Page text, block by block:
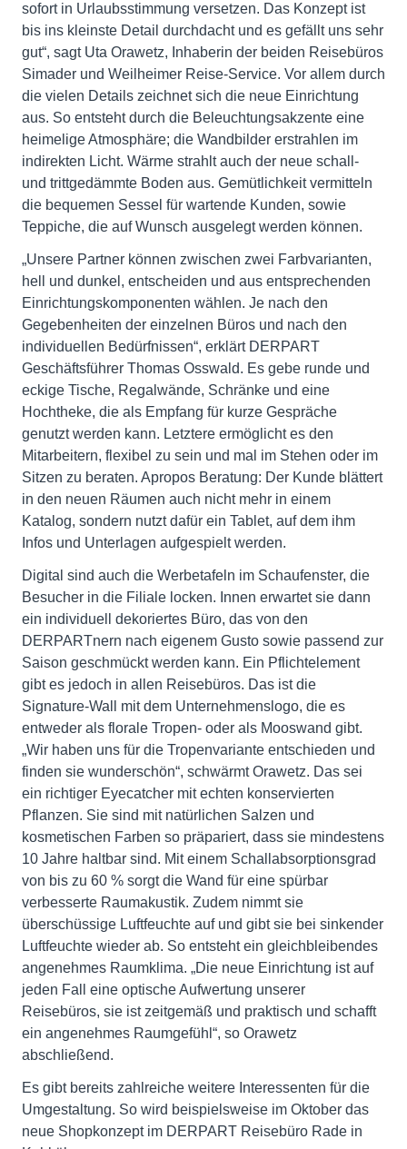
sofort in Urlaubsstimmung versetzen. Das Konzept ist
bis ins kleinste Detail durchdacht und es gefällt uns sehr
gut“, sagt Uta Orawetz, Inhaberin der beiden Reisebüros
Simader und Weilheimer Reise-Service. Vor allem durch
die vielen Details zeichnet sich die neue Einrichtung
aus. So entsteht durch die Beleuchtungsakzente eine
heimelige Atmosphäre; die Wandbilder erstrahlen im
indirekten Licht. Wärme strahlt auch der neue schall-
und trittgedämmte Boden aus. Gemütlichkeit vermitteln
die bequemen Sessel für wartende Kunden, sowie
Teppiche, die auf Wunsch ausgelegt werden können.
„Unsere Partner können zwischen zwei Farbvarianten,
hell und dunkel, entscheiden und aus entsprechenden
Einrichtungskomponenten wählen. Je nach den
Gegebenheiten der einzelnen Büros und nach den
individuellen Bedürfnissen“, erklärt DERPART
Geschäftsführer Thomas Osswald. Es gebe runde und
eckige Tische, Regalwände, Schränke und eine
Hochtheke, die als Empfang für kurze Gespräche
genutzt werden kann. Letztere ermöglicht es den
Mitarbeitern, flexibel zu sein und mal im Stehen oder im
Sitzen zu beraten. Apropos Beratung: Der Kunde blättert
in den neuen Räumen auch nicht mehr in einem
Katalog, sondern nutzt dafür ein Tablet, auf dem ihm
Infos und Unterlagen aufgespielt werden.
Digital sind auch die Werbetafeln im Schaufenster, die
Besucher in die Filiale locken. Innen erwartet sie dann
ein individuell dekoriertes Büro, das von den
DERPARTnern nach eigenem Gusto sowie passend zur
Saison geschmückt werden kann. Ein Pflichtelement
gibt es jedoch in allen Reisebüros. Das ist die
Signature-Wall mit dem Unternehmenslogo, die es
entweder als florale Tropen- oder als Mooswand gibt.
„Wir haben uns für die Tropenvariante entschieden und
finden sie wunderschön“, schwärmt Orawetz. Das sei
ein richtiger Eyecatcher mit echten konservierten
Pflanzen. Sie sind mit natürlichen Salzen und
kosmetischen Farben so präpariert, dass sie mindestens
10 Jahre haltbar sind. Mit einem Schallabsorptionsgrad
von bis zu 60 % sorgt die Wand für eine spürbar
verbesserte Raumakustik. Zudem nimmt sie
überschüssige Luftfeuchte auf und gibt sie bei sinkender
Luftfeuchte wieder ab. So entsteht ein gleichbleibendes
angenehmes Raumklima. „Die neue Einrichtung ist auf
jeden Fall eine optische Aufwertung unserer
Reisebüros, sie ist zeitgemäß und praktisch und schafft
ein angenehmes Raumgefühl“, so Orawetz
abschließend.
Es gibt bereits zahlreiche weitere Interessenten für die
Umgestaltung. So wird beispielsweise im Oktober das
neue Shopkonzept im DERPART Reisebüro Rade in